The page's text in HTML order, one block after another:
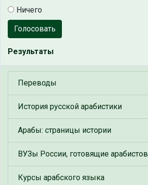
Ничего
Голосовать
Результаты
Переводы
История русской арабистики
Арабы: страницы истории
ВУЗы России, готовящие арабистов
Курсы арабского языка